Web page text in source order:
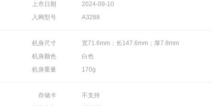
上市日期
2024-09-10
入网型号
A3288
机身尺寸
宽71.6mm；长147.6mm；厚7.8mm
机身颜色
白色
机身重量
170g
存储卡
不支持